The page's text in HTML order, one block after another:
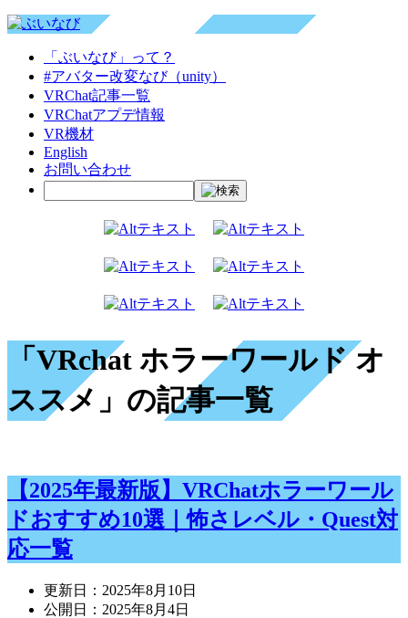
「ぶいなび」って？
#アバター改変なび（unity）
VRChat記事一覧
VRChatアプデ情報
VR機材
English
お問い合わせ
「VRchat ホラーワールド オ
ススメ」の記事一覧
【2025年最新版】VRChatホラーワール
ドおすすめ10選｜怖さレベル・Quest対
応一覧
更新日： 2025年8月10日
公開日： 2025年8月4日